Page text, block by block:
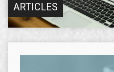
ARTICLES